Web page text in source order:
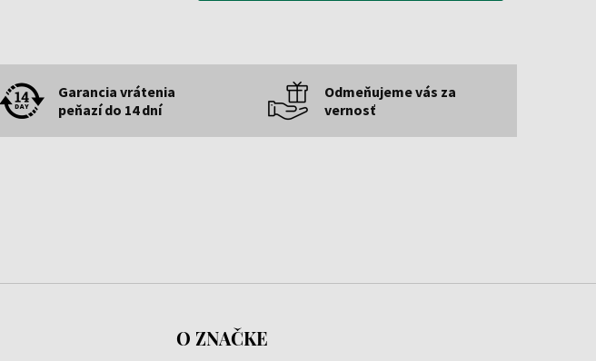
Garancia vrátenia
peňazí do 14 dní
Odmeňujeme vás za
vernosť
O ZNAČKE